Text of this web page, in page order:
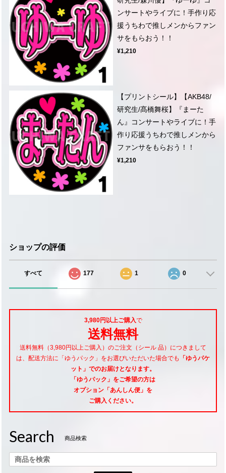
ンサートやライブに！手作り応
援うちわで推しメンからファン
サをもらおう！！
¥1,210
【プリントシール】【AKB48/
研究生/髙橋舞桜】『まーた
ん』コンサートやライブに！手
作り応援うちわで推しメンから
ファンサをもらおう！！
¥1,210
ショップの評価
すべて 177 1 0
3,980円以上ご購入で
送料無料
送料無料（3,980円以上ご購入）のご注文（シール 品）につきまして
は、配送方法に「ゆうパック」をお選びいただいた場合でも
「ゆうパケ
ット」でのお届けとなります。
「ゆうパック」をご希望の方は
オプション「あんしん便」 を
ご購入ください。
Search 商品検索